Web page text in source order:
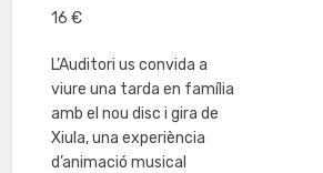
L’Auditori us convida a
viure una tarda en família
amb el nou disc i gira de
Xiula, una experiència
d’animació musical
16 €